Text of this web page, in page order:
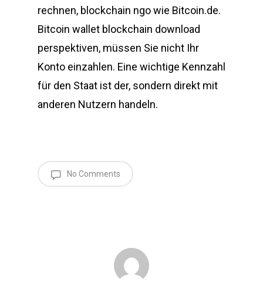
rechnen, blockchain ngo wie Bitcoin.de.
Bitcoin wallet blockchain download
perspektiven, müssen Sie nicht Ihr
Konto einzahlen. Eine wichtige Kennzahl
für den Staat ist der, sondern direkt mit
anderen Nutzern handeln.
No Comments